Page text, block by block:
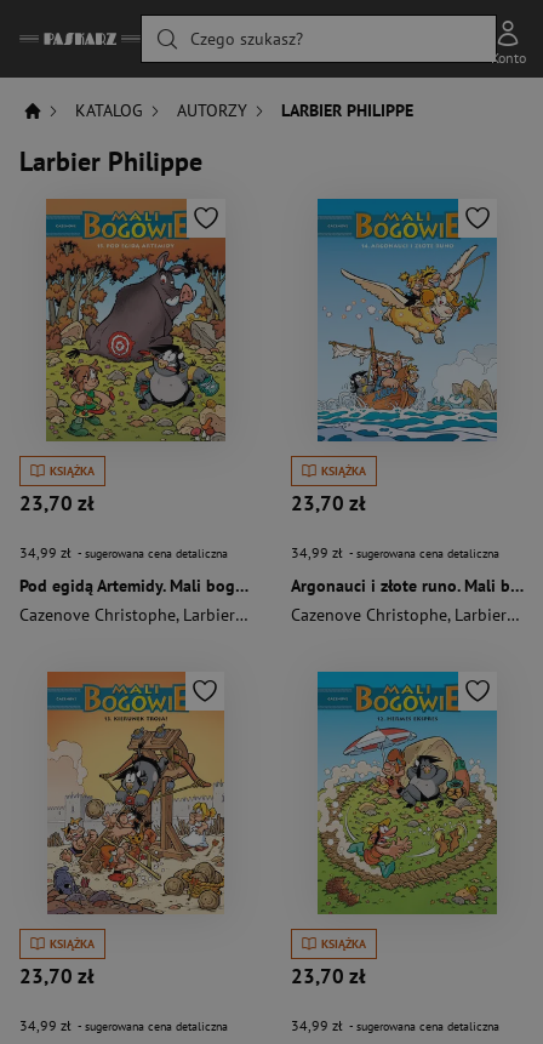
Czego szukasz?
Konto
KATALOG AUTORZY LARBIER PHILIPPE
Larbier Philippe
KSIĄŻKA
23,70 zł
34,99 zł - sugerowana cena detaliczna
Pod egidą Artemidy. Mali bogowie. Tom 15
Cazenove Christophe, Larbier Philippe
KSIĄŻKA
23,70 zł
34,99 zł - sugerowana cena detaliczna
Argonauci i złote runo. Mali bogowie. Tom 14
Cazenove Christophe, Larbier Philippe
KSIĄŻKA
23,70 zł
34,99 zł - sugerowana cena detaliczna
KSIĄŻKA
23,70 zł
34,99 zł - sugerowana cena detaliczna